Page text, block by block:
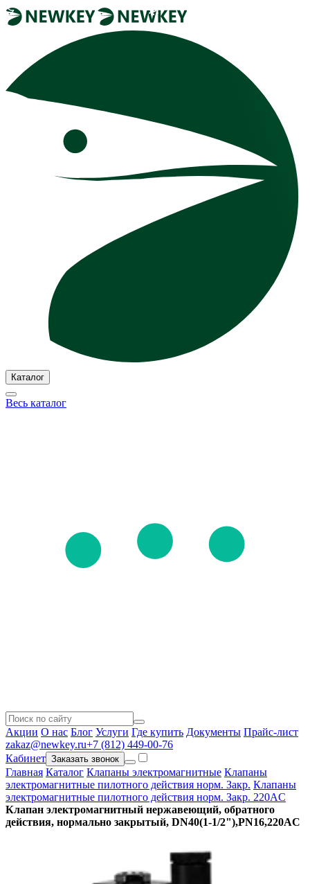
Каталог
Весь каталог
Акции О нас Блог Услуги Где купить Документы Прайс-лист
zakaz@newkey.ru+7 (812) 449-00-76
Кабинет Заказать звонок
Главная Каталог Клапаны электромагнитные Клапаны
электромагнитные пилотного действия норм. Закр. Клапаны
электромагнитные пилотного действия норм. Закр. 220AC
Клапан электромагнитный нержавеющий, обратного
действия, нормально закрытый, DN40(1-1/2"),PN16,220AC